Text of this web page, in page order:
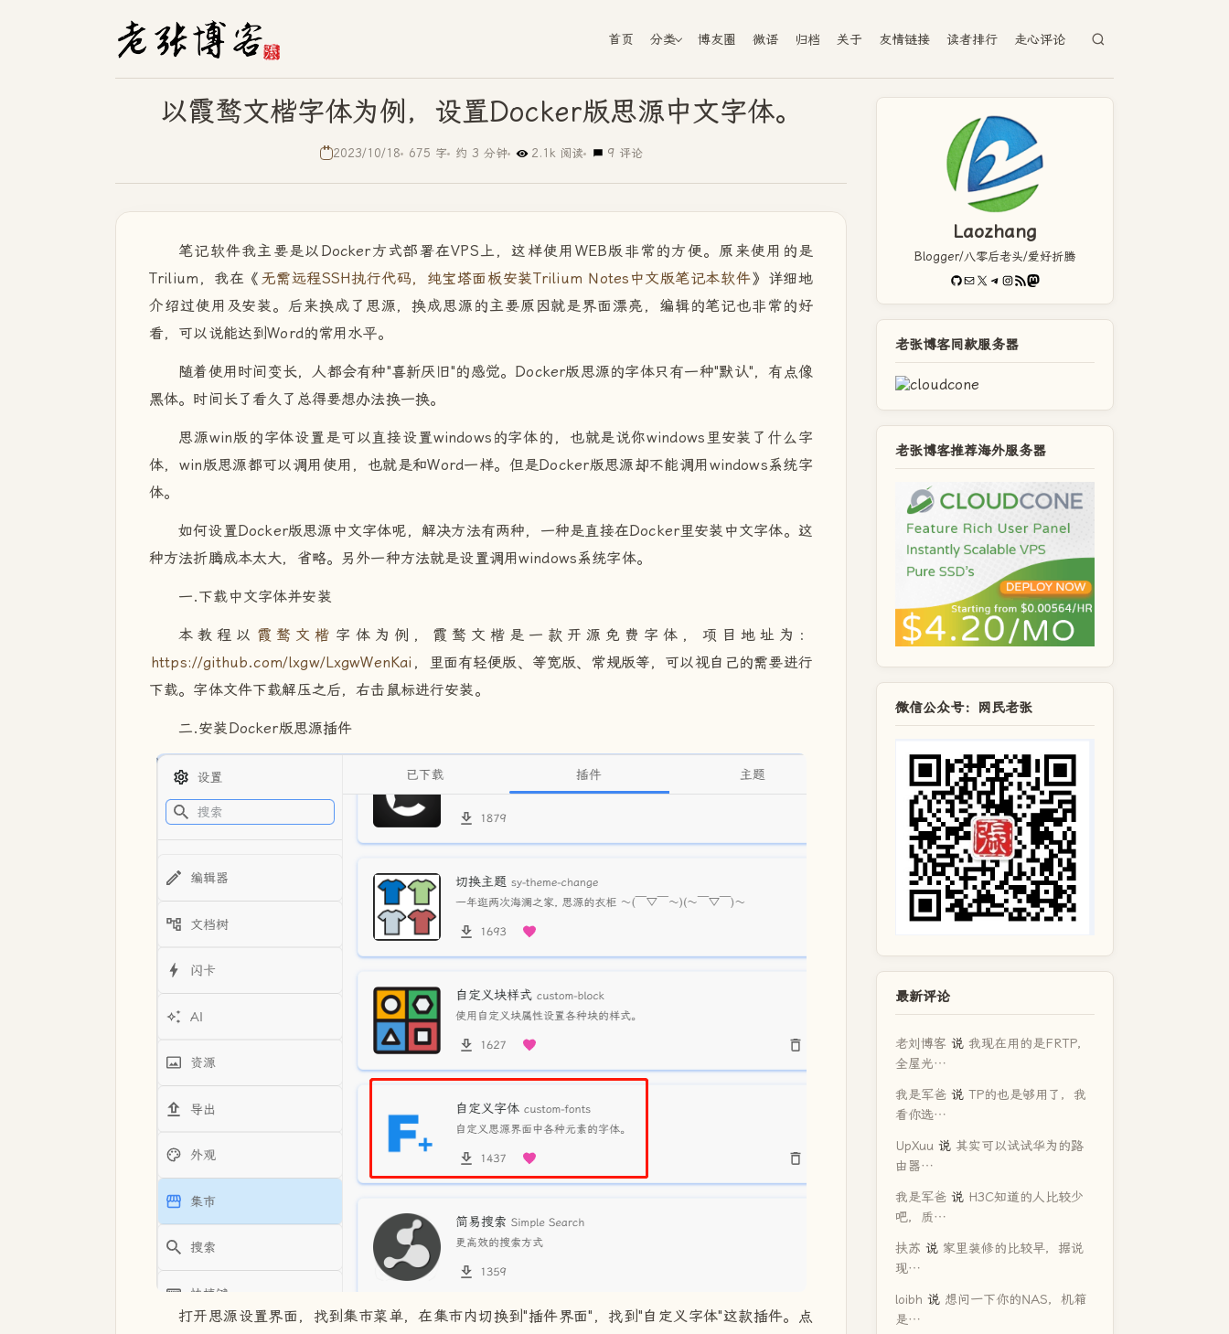
首页 分类 博友圈 微语 归档 关于 友情链接 读者排行 走心评论
以霞鹜文楷字体为例，设置Docker版思源中文字体。
2023/10/18 675 字 约 3 分钟 2.1k 阅读 9 评论
笔记软件我主要是以Docker方式部署在VPS上，这样使用WEB版非常的方便。原来使用的是
Trilium，我在《 无需远程SSH执行代码，纯宝塔面板安装Trilium Notes中文版笔记本软件》详细地
介绍过使用及安装。后来换成了思源，换成思源的主要原因就是界面漂亮，编辑的笔记也非常的好
看，可以说能达到Word的常用水平。
随着使用时间变长，人都会有种"喜新厌旧"的感觉。Docker版思源的字体只有一种"默认"，有点像
黑体。时间长了看久了总得要想办法换一换。
思源win版的字体设置是可以直接设置windows的字体的，也就是说你windows里安装了什么字
体，win版思源都可以调用使用，也就是和Word一样。但是Docker版思源却不能调用windows系统字
体。
如何设置Docker版思源中文字体呢，解决方法有两种，一种是直接在Docker里安装中文字体。这
种方法折腾成本太大，省略。另外一种方法就是设置调用windows系统字体。
一.下载中文字体并安装
本教程以 霞鹜文楷 字体为例，霞鹜文楷是一款开源免费字体，项目地址为：
https://github.com/lxgw/LxgwWenKai ，里面有轻便版、等宽版、常规版等，可以视自己的需要进行
下载。字体文件下载解压之后，右击鼠标进行安装。
二.安装Docker版思源插件
打开思源设置界面，找到集市菜单，在集市内切换到"插件界面"，找到"自定义字体"这款插件。点
Laozhang
Blogger/八零后老头/爱好折腾
GitHub
电子邮件X Telegram
Instagram
RSS FeedMastodon
老张博客同款服务器
老张博客推荐海外服务器
微信公众号：网民老张
最新评论
老刘博客 说 我现在用的是FRTP，
全屋光…
我是军爸 说 TP的也是够用了，我
看你选…
UpXuu 说 其实可以试试华为的路
由器…
我是军爸 说 H3C知道的人比较少
吧，质…
扶苏 说 家里装修的比较早，据说
现…
loibh 说 想问一下你的NAS，机箱
是…